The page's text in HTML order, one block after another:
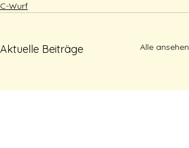
C-Wurf
Aktuelle Beiträge Alle ansehen